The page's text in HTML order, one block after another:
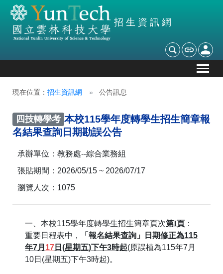
招生資訊網
現在位置： 招生資訊網 公告訊息
四技轉學考 本校115學年度轉學生招生簡章報
名結果查詢日期勘誤公告
承辦單位： 教務處--綜合業務組
張貼期間： 2026/05/15 ~ 2026/07/17
瀏覽人次： 1075
一、本校115學年度轉學生招生簡章頁次第I頁 ：
重要日程表中，
「報名結果查詢」日期修正為115
年7月 17 日(星期五)下午3時起(原誤植為115年7月
10日(星期五)下午3時起)。